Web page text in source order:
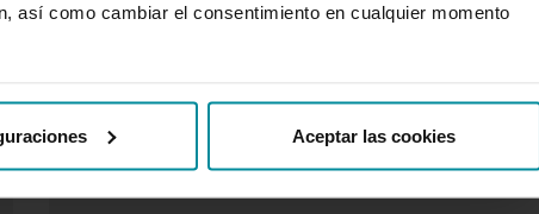
así como cambiar el consentimiento en cualquier momento
Aceptar las cookies